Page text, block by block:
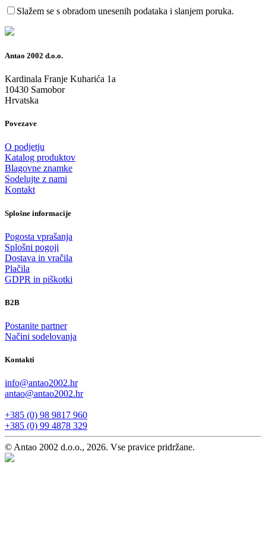
Slažem se s obradom unesenih podataka i slanjem poruka.
Antao 2002 d.o.o.
Kardinala Franje Kuharića 1a
10430 Samobor
Hrvatska
Povezave
O podjetju
Katalog produktov
Blagovne znamke
Sodelujte z nami
Kontakt
Splošne informacije
Pogosta vprašanja
Splošni pogoji
Dostava in vračila
Plačila
GDPR in piškotki
B2B
Postanite partner
Načini sodelovanja
Kontakti
info@antao2002.hr
antao@antao2002.hr
+385 (0) 98 9817 960
+385 (0) 99 4878 329
© Antao 2002 d.o.o., 2026. Vse pravice pridržane.